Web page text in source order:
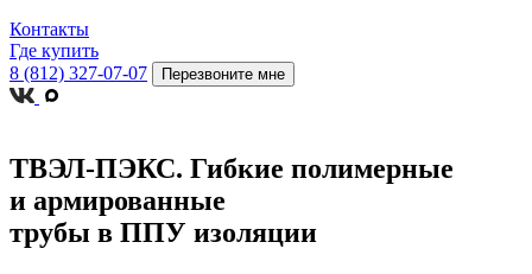
Контакты
Где купить
8 (812) 327-07-07
Перезвоните мне
ТВЭЛ-ПЭКС. Гибкие полимерные
и армированные
трубы в ППУ изоляции